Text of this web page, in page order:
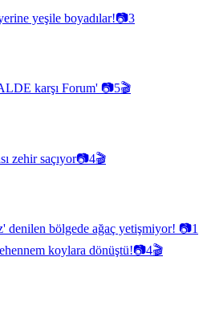
yeşile boyadılar!📷3
karşı Forum' 📷5🎬
zehir saçıyor📷4🎬
denilen bölgede ağaç yetişmiyor! 📷1
koylara dönüştü!📷4🎬